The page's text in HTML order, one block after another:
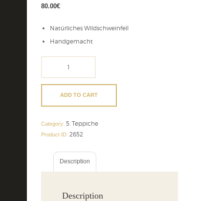
80.00€
Natürliches Wildschweinfell
Handgemacht
quantity
ADD TO CART
Category: 5. Teppiche
Product ID: 2652
Description
Description